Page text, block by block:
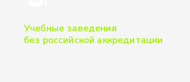
Учебные заведения
без российской аккредитации